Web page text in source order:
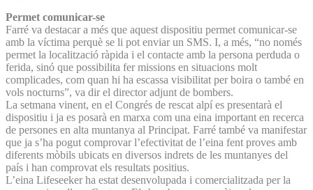
Permet comunicar-se
Farré va destacar a més que aquest dispositiu permet comunicar-se
amb la víctima perquè se li pot enviar un SMS. I, a més, “no només
permet la localització ràpida i el contacte amb la persona perduda o
ferida, sinó que possibilita fer missions en situacions molt
complicades, com quan hi ha escassa visibilitat per boira o també en
vols nocturns”, va dir el director adjunt de bombers.
La setmana vinent, en el Congrés de rescat alpí es presentarà el
dispositiu i ja es posarà en marxa com una eina important en recerca
de persones en alta muntanya al Principat. Farré també va manifestar
que ja s’ha pogut comprovar l’efectivitat de l’eina fent proves amb
diferents mòbils ubicats en diversos indrets de les muntanyes del
país i han comprovat els resultats positius.
L’eina Lifeseeker ha estat des­envolupada i comercialitzada per la